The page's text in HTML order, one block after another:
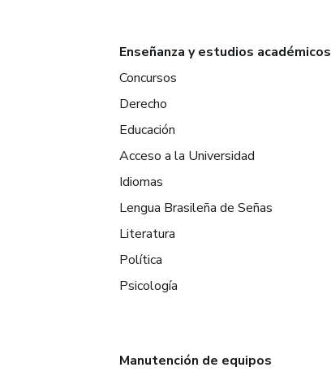
Enseñanza y estudios académicos
Concursos
Derecho
Educación
Acceso a la Universidad
Idiomas
Lengua Brasileña de Señas
Literatura
Política
Psicología
Manutención de equipos